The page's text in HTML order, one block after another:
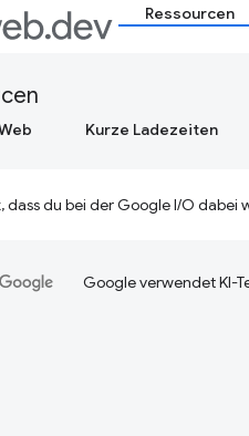
Ressourcen
Kurze Ladezeiten
dass du bei der Google I/O dabei
Google verwendet KI-